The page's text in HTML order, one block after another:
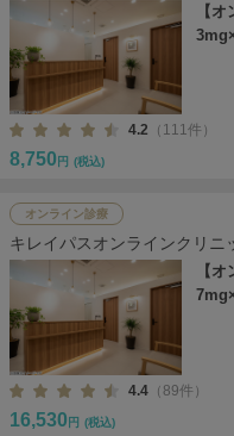
【
4.2 （111件）
8,750 円 (税込)
オンライン診療
キレイパスオンラインクリニ
【
4.4 （89件）
16,530 円 (税込)